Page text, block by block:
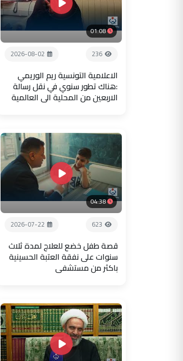
01:08
236
2026-08-02
الاعلامية التونسية ريم الوريمي
:هناك تطور سنوي في نقل رسالة
الاربعين من المحلية الى العالمية
04:38
623
2026-07-22
قصة طفل خضع للعلاج لمدة ثلاث
سنوات على نفقة العتبة الحسينية
باكثر من مستشفى